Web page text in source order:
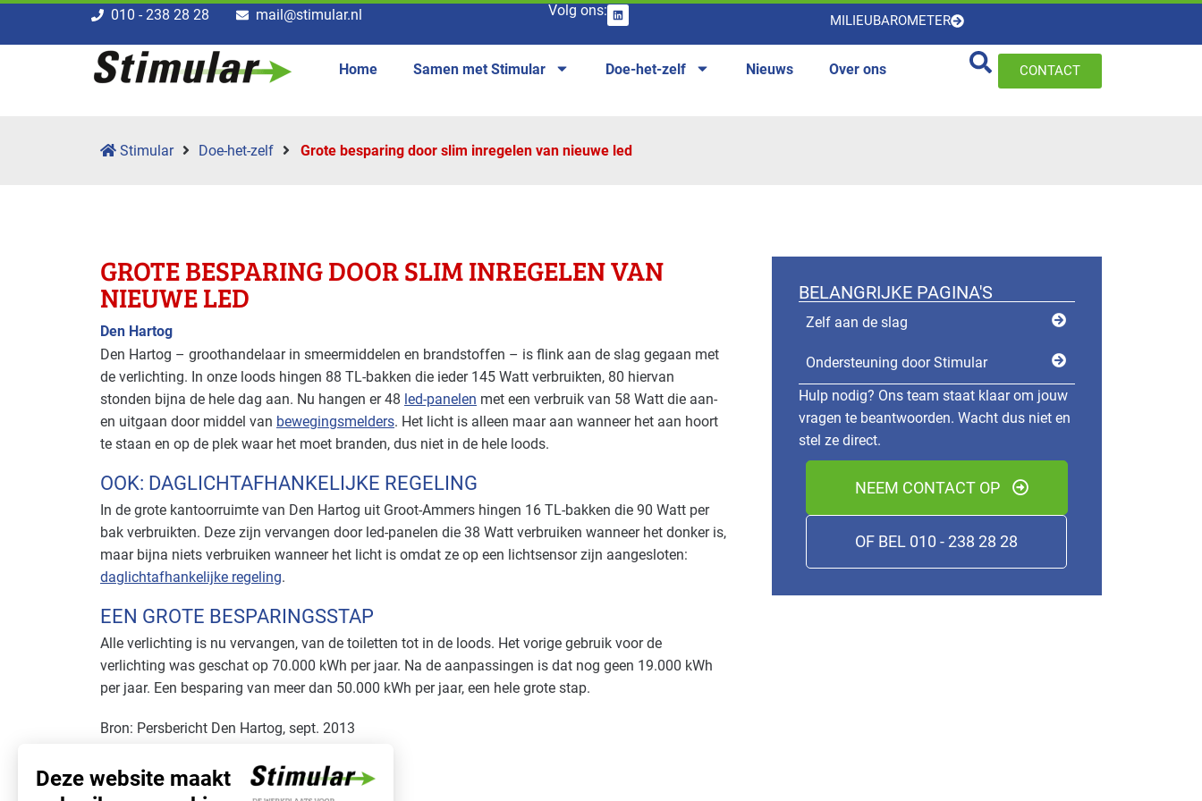
010 - 238 28 28 mail@stimular.nl Volg ons:
MILIEUBAROMETER
Home Samen met Stimular Doe-het-zelf Nieuws Over ons CONTACT
Stimular Doe-het-zelf Grote besparing door slim inregelen van nieuwe led
GROTE BESPARING DOOR SLIM INREGELEN VAN
NIEUWE LED
Den Hartog
Den Hartog – groothandelaar in smeermiddelen en brandstoffen – is flink aan de slag gegaan met
de verlichting. In onze loods hingen 88 TL-bakken die ieder 145 Watt verbruikten, 80 hiervan
stonden bijna de hele dag aan. Nu hangen er 48 led-panelen met een verbruik van 58 Watt die aan-
en uitgaan door middel van bewegingsmelders. Het licht is alleen maar aan wanneer het aan hoort
te staan en op de plek waar het moet branden, dus niet in de hele loods.
OOK: DAGLICHTAFHANKELIJKE REGELING
In de grote kantoorruimte van Den Hartog uit Groot-Ammers hingen 16 TL-bakken die 90 Watt per
bak verbruikten. Deze zijn vervangen door led-panelen die 38 Watt verbruiken wanneer het donker is,
maar bijna niets verbruiken wanneer het licht is omdat ze op een lichtsensor zijn aangesloten:
daglichtafhankelijke regeling.
EEN GROTE BESPARINGSSTAP
Alle verlichting is nu vervangen, van de toiletten tot in de loods. Het vorige gebruik voor de
verlichting was geschat op 70.000 kWh per jaar. Na de aanpassingen is dat nog geen 19.000 kWh
per jaar. Een besparing van meer dan 50.000 kWh per jaar, een hele grote stap.
Bron: Persbericht Den Hartog, sept. 2013
BELANGRIJKE PAGINA'S
Zelf aan de slag
Ondersteuning door Stimular
Hulp nodig? Ons team staat klaar om jouw
vragen te beantwoorden. Wacht dus niet en
stel ze direct.
NEEM CONTACT OP
OF BEL 010 - 238 28 28